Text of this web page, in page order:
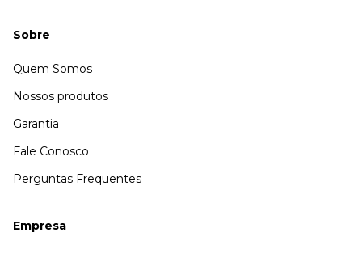
Sobre
Quem Somos
Nossos produtos
Garantia
Fale Conosco
Perguntas Frequentes
Empresa